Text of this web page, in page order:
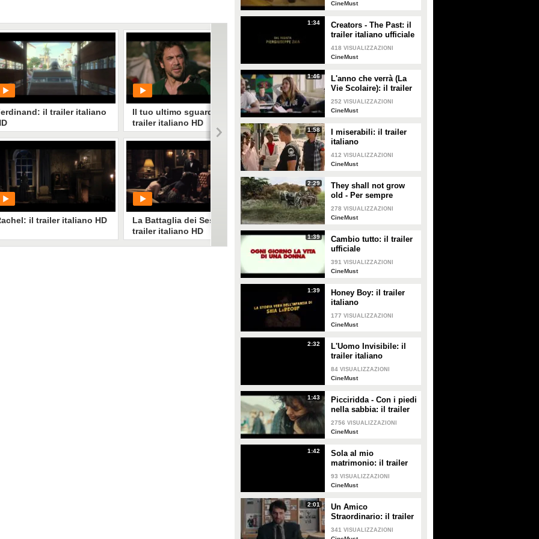
CineMust
1:34
Creators - The Past: il
trailer italiano ufficiale
418 VISUALIZZAZIONI
CineMust
1:46
L'anno che verrà (La
Vie Scolaire): il trailer
originale
252 VISUALIZZAZIONI
CineMust
1:58
I miserabili: il trailer
italiano
412 VISUALIZZAZIONI
CineMust
2:29
They shall not grow
old - Per sempre
giovani: il trailer
italiano
278 VISUALIZZAZIONI
CineMust
1:39
Cambio tutto: il trailer
ufficiale
391 VISUALIZZAZIONI
CineMust
1:39
Honey Boy: il trailer
italiano
177 VISUALIZZAZIONI
CineMust
2:32
L'Uomo Invisibile: il
trailer italiano
84 VISUALIZZAZIONI
CineMust
1:43
Picciridda - Con i piedi
nella sabbia: il trailer
italiano
2756 VISUALIZZAZIONI
CineMust
1:42
Sola al mio
matrimonio: il trailer
italiano
93 VISUALIZZAZIONI
CineMust
2:01
Un Amico
Straordinario: il trailer
italiano
341 VISUALIZZAZIONI
il trailer italiano
PLAY
2715 • diCineMust
il trailer italiano HD
Il tuo ultimo sguardo: il
trailer italiano HD
PLAY
1173• diCineMust
La Battaglia dei Sessi: il
trailer italiano HD
Patti Cake$: il trailer
italiano HD
PLAY
734• diCineMust
La principessa e l'aquila: il
trailer italiano HD
PLAY
522• diCineMust